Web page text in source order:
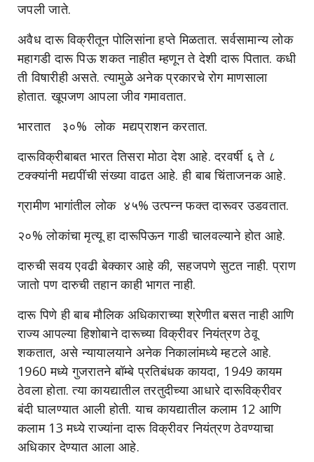
जपली जाते.
अवैध दारू विक्रीतून पोलिसांना हप्ते मिळतात. सर्वसामान्य लोक
महागडी दारू पिऊ शकत नाहीत म्हणून ते देशी दारू पितात. कधी
ती विषारीही असते. त्यामुळे अनेक प्रकारचे रोग माणसाला
होतात. खूपजण आपला जीव गमावतात.
भारतात ३०% लोक मद्यप्राशन करतात.
दारूविक्रीबाबत भारत तिसरा मोठा देश आहे. दरवर्षी ६ ते ८
टक्क्यांनी मद्यपींची संख्या वाढत आहे. ही बाब चिंताजनक आहे.
ग्रामीण भागांतील लोक ४५% उत्पन्न फक्त दारूवर उडवतात.
२०% लोकांचा मृत्यू हा दारूपिऊन गाडी चालवल्याने होत आहे.
दारुची सवय एवढी बेक्कार आहे की, सहजपणे सुटत नाही. प्राण
जातो पण दारुची तहान काही भागत नाही.
दारू पिणे ही बाब मौलिक अधिकाराच्या श्रेणीत बसत नाही आणि
राज्य आपल्या हिशोबाने दारूच्या विक्रीवर नियंत्रण ठेवू
शकतात, असे न्यायालयाने अनेक निकालांमध्ये म्हटले आहे.
1960 मध्ये गुजरातने बॉम्बे प्रतिबंधक कायदा, 1949 कायम
ठेवला होता. त्या कायद्यातील तरतुदीच्या आधारे दारूविक्रीवर
बंदी घालण्यात आली होती. याच कायद्यातील कलाम 12 आणि
कलाम 13 मध्ये राज्यांना दारू विक्रीवर नियंत्रण ठेवण्याचा
अधिकार देण्यात आला आहे.